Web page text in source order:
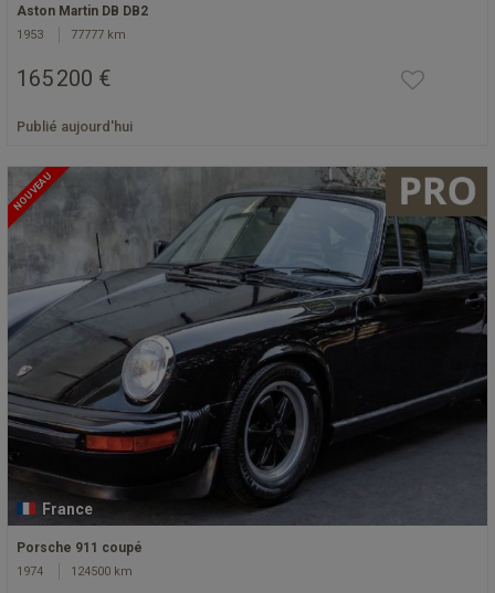
Aston Martin DB DB2
1953 77777 km
165 200 €
Publié aujourd'hui
NOUVEAU
France
Porsche 911 coupé
1974 124500 km